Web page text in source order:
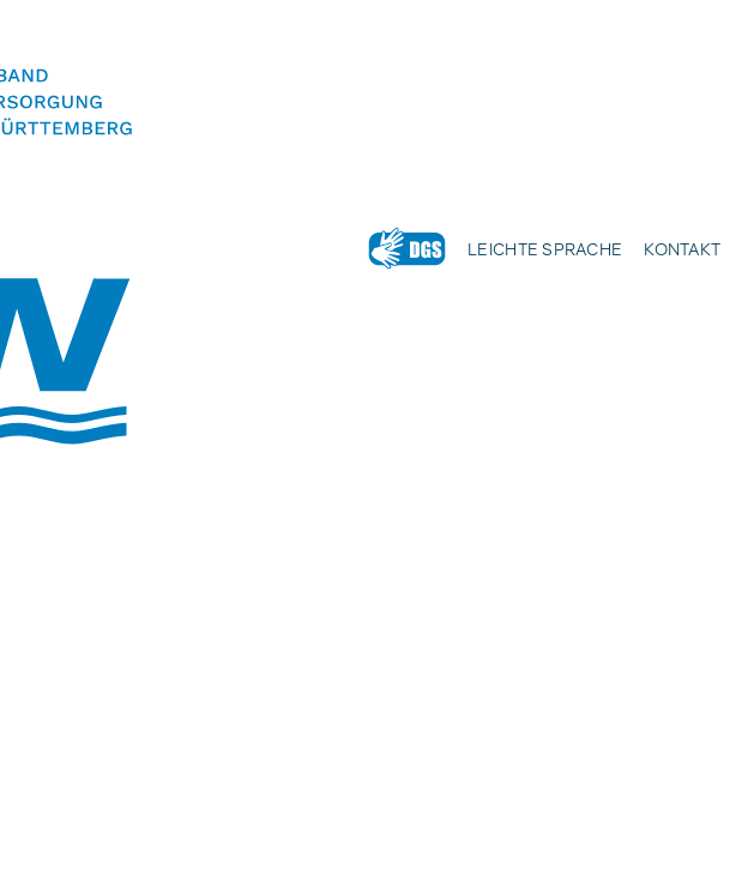
LEICHTE SPRACHE KONTAKT
Volltextsuche